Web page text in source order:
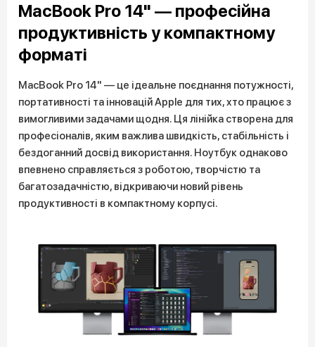
MacBook Pro 14" — професійна
продуктивність у компактному
форматі
MacBook Pro 14" — це ідеальне поєднання потужності,
портативності та інновацій Apple для тих, хто працює з
вимогливими задачами щодня. Ця лінійка створена для
професіоналів, яким важлива швидкість, стабільність і
бездоганний досвід використання. Ноутбук однаково
впевнено справляється з роботою, творчістю та
багатозадачністю, відкриваючи новий рівень
продуктивності в компактному корпусі.